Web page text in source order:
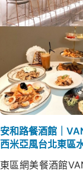
安和路餐酒館｜
西米亞風台北東區
東區網美餐酒館